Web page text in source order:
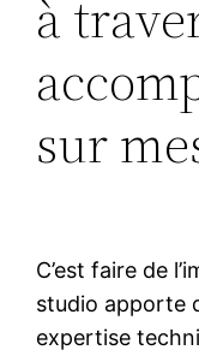
à
sur
C’est faire de
studio apporte
expertise